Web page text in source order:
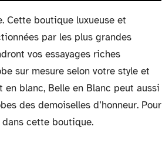
Cette boutique luxueuse et
par les plus grandes
vos essayages riches
sur mesure selon votre style et
blanc, Belle en Blanc peut aussi
des demoiselles d’honneur. Pour
cette boutique.